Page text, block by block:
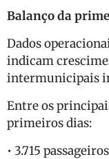
Balanço da
Dados
indicam
intermunicipais
Entre os
primeiros dias:
• 3.715